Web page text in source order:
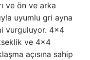
ve ön ve arka
uyumlu gri ayna
vurguluyor. 4×4
ve 4×4
açısına sahip